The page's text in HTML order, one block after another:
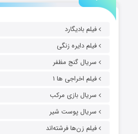
فیلم بادیگارد
فیلم دایره زنگی
سریال گنج مظفر
فیلم اخراجی ها ۱
سریال بازی مرکب
سریال پوست شیر
فیلم زن‌ها فرشته‌اند